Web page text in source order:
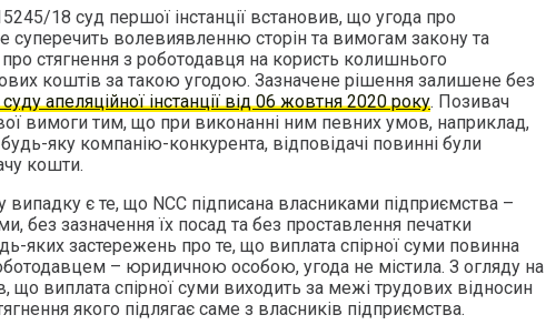
18 суд першої інстанції встановив, що угода про
суперечить волевиявленню сторін та вимогам закону та
стягнення з роботодавця на користь колишнього
коштів за такою угодою. Зазначене рішення залишене без
апеляційної інстанції від 06 жовтня 2020 року. Позивач
вимоги тим, що при виконанні ним певних умов, наприклад,
яку компанію-конкурента, відповідачі повинні були
кошти.
є те, що NCC підписана власниками підприємства –
без зазначення їх посад та без проставлення печатки
яких застережень про те, що виплата спірної суми повинна
– юридичною особою, угода не містила. З огляду на
що виплата спірної суми виходить за межі трудових відносин
якого підлягає саме з власників підприємства.